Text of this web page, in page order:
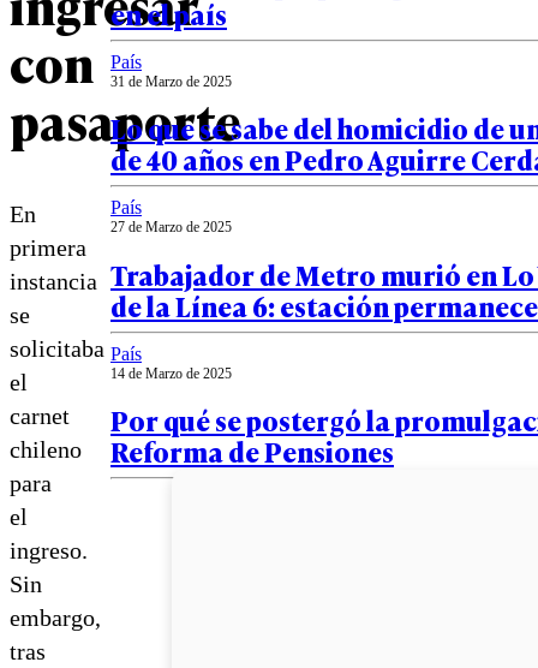
con
pasaporte
En
primera
instancia
se
solicitaba
el
carnet
chileno
para
el
ingreso.
Sin
embargo,
tras
en el país
País
31 de Marzo de 2025
Lo que se sabe del homicidio de
de 40 años en Pedro Aguirre
País
27 de Marzo de 2025
Trabajador de Metro murió en
de la Línea 6: estación
País
14 de Marzo de 2025
Por qué se postergó la
Reforma de Pensiones